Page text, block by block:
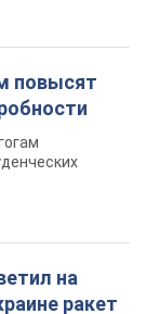
повысят
на
ракет